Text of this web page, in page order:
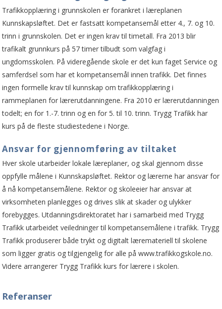
Trafikkopplæring i grunnskolen er forankret i læreplanen
Kunnskapsløftet. Det er fastsatt kompetansemål etter 4., 7. og 10.
trinn i grunnskolen. Det er ingen krav til timetall. Fra 2013 blir
trafikalt grunnkurs på 57 timer tilbudt som valgfag i
ungdomsskolen. På videregående skole er det kun faget Service og
samferdsel som har et kompetansemål innen trafikk. Det finnes
ingen formelle krav til kunnskap om trafikkopplæring i
rammeplanen for lærerutdanningene. Fra 2010 er lærerutdanningen
todelt; en for 1.-7. trinn og en for 5. til 10. trinn. Trygg Trafikk har
kurs på de fleste studiestedene i Norge.
Ansvar for gjennomføring av tiltaket
Hver skole utarbeider lokale læreplaner, og skal gjennom disse
oppfylle målene i Kunnskapsløftet. Rektor og lærerne har ansvar for
å nå kompetansemålene. Rektor og skoleeier har ansvar at
virksomheten planlegges og drives slik at skader og ulykker
forebygges. Utdanningsdirektoratet har i samarbeid med Trygg
Trafikk utarbeidet veiledninger til kompetansemålene i trafikk. Trygg
Trafikk produserer både trykt og digitalt læremateriell til skolene
som ligger gratis og tilgjengelig for alle på www.trafikkogskole.no.
Videre arrangerer Trygg Trafikk kurs for lærere i skolen.
Referanser